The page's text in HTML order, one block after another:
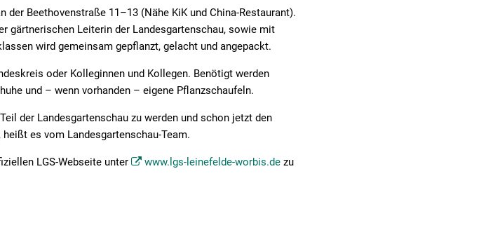
Beethovenstraße 11–13 (Nähe KiK und China-Restaurant).
gärtnerischen Leiterin der Landesgartenschau, sowie mit
wird gemeinsam gepflanzt, gelacht und angepackt.
oder Kolleginnen und Kollegen. Benötigt werden
und – wenn vorhanden – eigene Pflanzschaufeln.
der Landesgartenschau zu werden und schon jetzt den
es vom Landesgartenschau-Team.
LGS-Webseite unter www.lgs-leinefelde-worbis.dezu